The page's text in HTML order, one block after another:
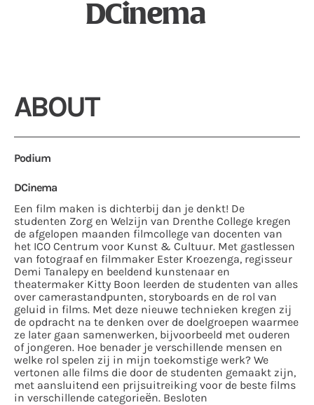
DCinema
ABOUT
Podium
DCinema
Een film maken is dichterbij dan je denkt! De
studenten Zorg en Welzijn van Drenthe College kregen
de afgelopen maanden filmcollege van docenten van
het ICO Centrum voor Kunst & Cultuur. Met gastlessen
van fotograaf en filmmaker Ester Kroezenga, regisseur
Demi Tanalepy en beeldend kunstenaar en
theatermaker Kitty Boon leerden de studenten van alles
over camerastandpunten, storyboards en de rol van
geluid in films. Met deze nieuwe technieken kregen zij
de opdracht na te denken over de doelgroepen waarmee
ze later gaan samenwerken, bijvoorbeeld met ouderen
of jongeren. Hoe benader je verschillende mensen en
welke rol spelen zij in mijn toekomstige werk? We
vertonen alle films die door de studenten gemaakt zijn,
met aansluitend een prijsuitreiking voor de beste films
in verschillende categorieën. Besloten